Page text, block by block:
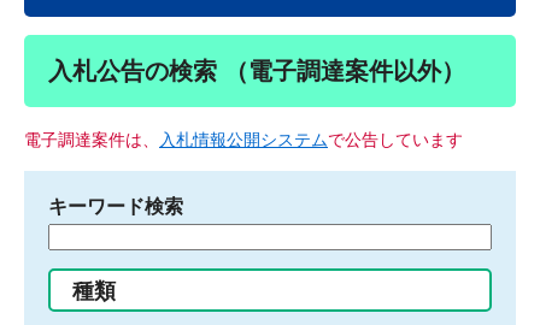
入札公告の検索 （電子調達案件以外）
電子調達案件は、 入札情報公開システムで公告しています
キーワード検索
る
種類